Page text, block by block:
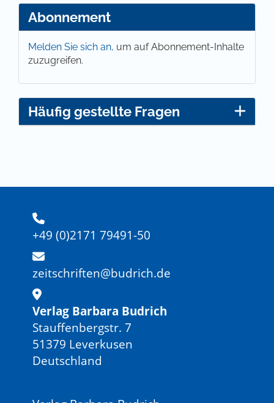
Abonnement
Melden Sie sich an, um auf Abonnement-Inhalte
zuzugreifen.
Häufig gestellte Fragen
+49 (0)2171 79491-50
zeitschriften@budrich.de
Verlag Barbara Budrich
Stauffenbergstr. 7
51379 Leverkusen
Deutschland